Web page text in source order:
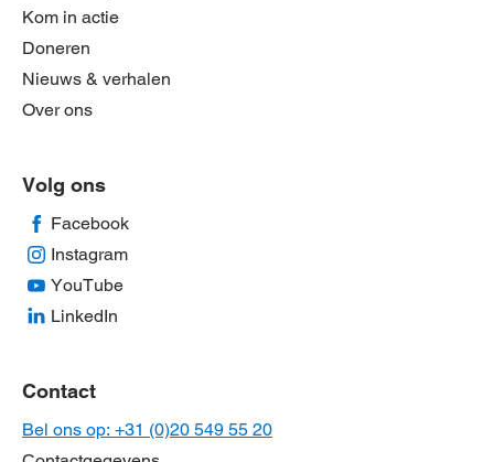
Kom in actie
Doneren
Nieuws & verhalen
Over ons
Volg ons
Facebook
Instagram
YouTube
LinkedIn
Contact
Bel ons op: +31 (0)20 549 55 20